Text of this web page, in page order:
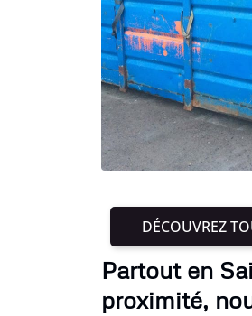
DÉCOUVREZ
Partout en
proximité,